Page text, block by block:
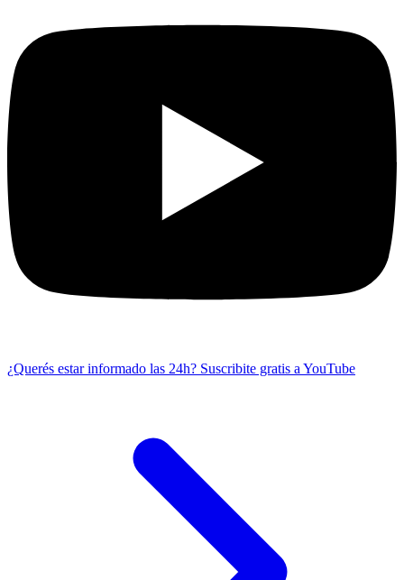
¿Querés estar informado las 24h? Suscribite gratis a YouTube